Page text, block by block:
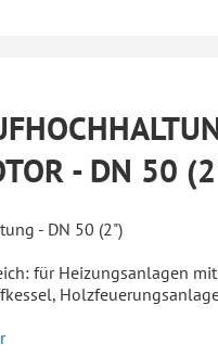
- DN 50
- DN 50 (2")
für Heizungsanlagen